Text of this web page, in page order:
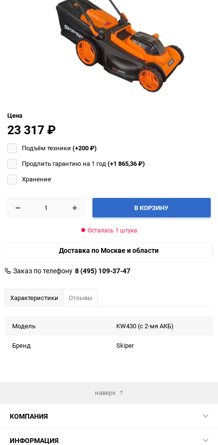
Цена
23 317₽
Подъём техники (+200₽)
Продлить гарантию на 1 год(+1 865,36₽)
Хранение
В КОРЗИНУ
Осталась 1 штука
Доставка по Москве и области
Заказ по телефону 8 (495) 109-37-47
Характеристики Отзывы
Модель KW430 (с 2-мя АКБ)
Бренд Skiper
наверх
КОМПАНИЯ
ИНФОРМАЦИЯ